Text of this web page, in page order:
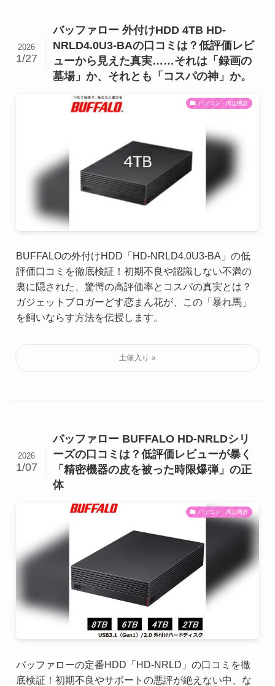
バッファロー 外付けHDD 4TB HD-
NRLD4.0U3-BAの口コミは？低評価レビ
ューから見えた真実……それは「録画の
墓場」か、それとも「コスパの神」か。
2026
1/27
パソコン・周辺機器
BUFFALOの外付けHDD「HD-NRLD4.0U3-BA」の低
評価口コミを徹底検証！初期不良や認識しない不満の
裏に隠された、驚愕の高評価率とコスパの真実とは？
ガジェットブロガーどす恋まん花が、この「暴れ馬」
を飼いならす方法を伝授します。
バッファロー BUFFALO HD-NRLDシリ
ーズの口コミは？低評価レビューが暴く
「精密機器の皮を被った時限爆弾」の正
体
2026
1/07
パソコン・周辺機器
バッファローの定番HDD「HD-NRLD」の口コミを徹
底検証！初期不良やサポートの悪評が絶えない中、な